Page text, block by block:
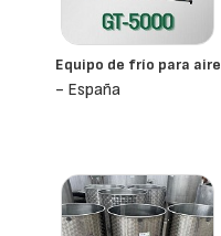
Equipo de frío para aire
- España